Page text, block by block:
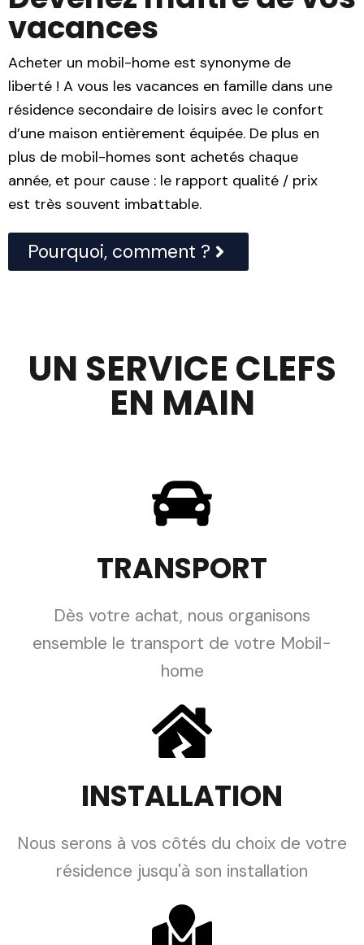
vacances
Acheter un mobil-home est synonyme de
liberté ! A vous les vacances en famille dans une
résidence secondaire de loisirs avec le confort
d’une maison entièrement équipée. De plus en
plus de mobil-homes sont achetés chaque
année, et pour cause : le rapport qualité / prix
est très souvent imbattable.
Pourquoi, comment ?
UN SERVICE CLEFS
EN MAIN
TRANSPORT
Dès votre achat, nous organisons
ensemble le transport de votre Mobil-
home
INSTALLATION
Nous serons à vos côtés du choix de votre
résidence jusqu'à son installation